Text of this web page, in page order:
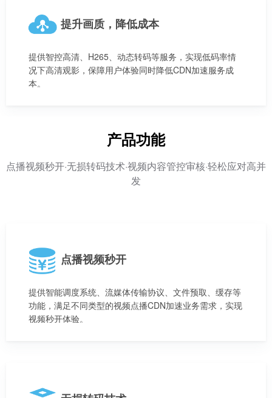
提升画质，降低成本
提供智控高清、H265、动态转码等服务，实现低码率情
况下高清观影，保障用户体验同时降低CDN加速服务成
本。
产品功能
点播视频秒开·无损转码技术·视频内容管控审核·轻松应对高并
发
点播视频秒开
提供智能调度系统、流媒体传输协议、文件预取、缓存等
功能，满足不同类型的视频点播CDN加速业务需求，实现
视频秒开体验。